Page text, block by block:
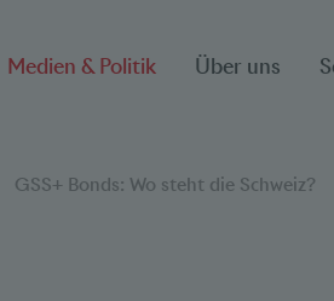
Medien & Politik Über uns
GSS+ Bonds: Wo steht die Schweiz?